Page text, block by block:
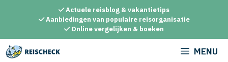
inhoud
Actuele reisblog & vakantietips
Aanbiedingen van populaire reisorganisatie
Online vergelijken & boeken
MENU